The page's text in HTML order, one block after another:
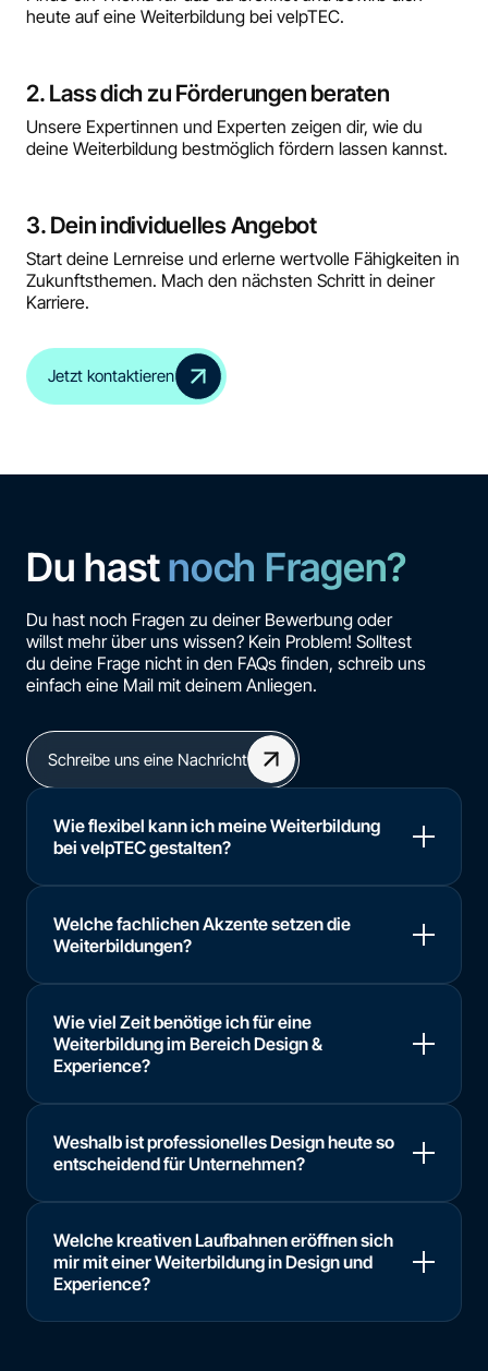
heute auf eine Weiterbildung bei velpTEC.
2. Lass dich zu Förderungen beraten
Unsere Expertinnen und Experten zeigen dir, wie du
deine Weiterbildung bestmöglich fördern lassen kannst.
3. Dein individuelles Angebot
Start deine Lernreise und erlerne wertvolle Fähigkeiten in
Zukunftsthemen. Mach den nächsten Schritt in deiner
Karriere.
Jetzt kontaktieren
Du hastnoch Fragen?
Du hast noch Fragen zu deiner Bewerbung oder
willst mehr über uns wissen? Kein Problem! Solltest
du deine Frage nicht in den FAQs finden, schreib uns
einfach eine Mail mit deinem Anliegen.
Schreibe uns eine Nachricht
Wie flexibel kann ich meine Weiterbildung
bei velpTEC gestalten?
Welche fachlichen Akzente setzen die
Weiterbildungen?
Wie viel Zeit benötige ich für eine
Weiterbildung im Bereich Design &
Experience?
Weshalb ist professionelles Design heute so
entscheidend für Unternehmen?
Welche kreativen Laufbahnen eröffnen sich
mir mit einer Weiterbildung in Design und
Experience?